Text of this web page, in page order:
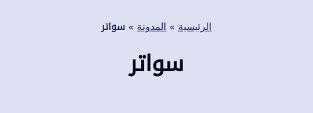
الرئيسية » المدونة » سواتر
سواتر